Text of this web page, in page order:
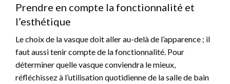
Prendre en compte la fonctionnalité et
l’esthétique
Le choix de la vasque doit aller au-delà de l’apparence ; il
faut aussi tenir compte de la fonctionnalité. Pour
déterminer quelle vasque conviendra le mieux,
réfléchissez à l’utilisation quotidienne de la salle de bain